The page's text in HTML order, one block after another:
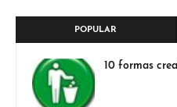
POPULAR
10 formas